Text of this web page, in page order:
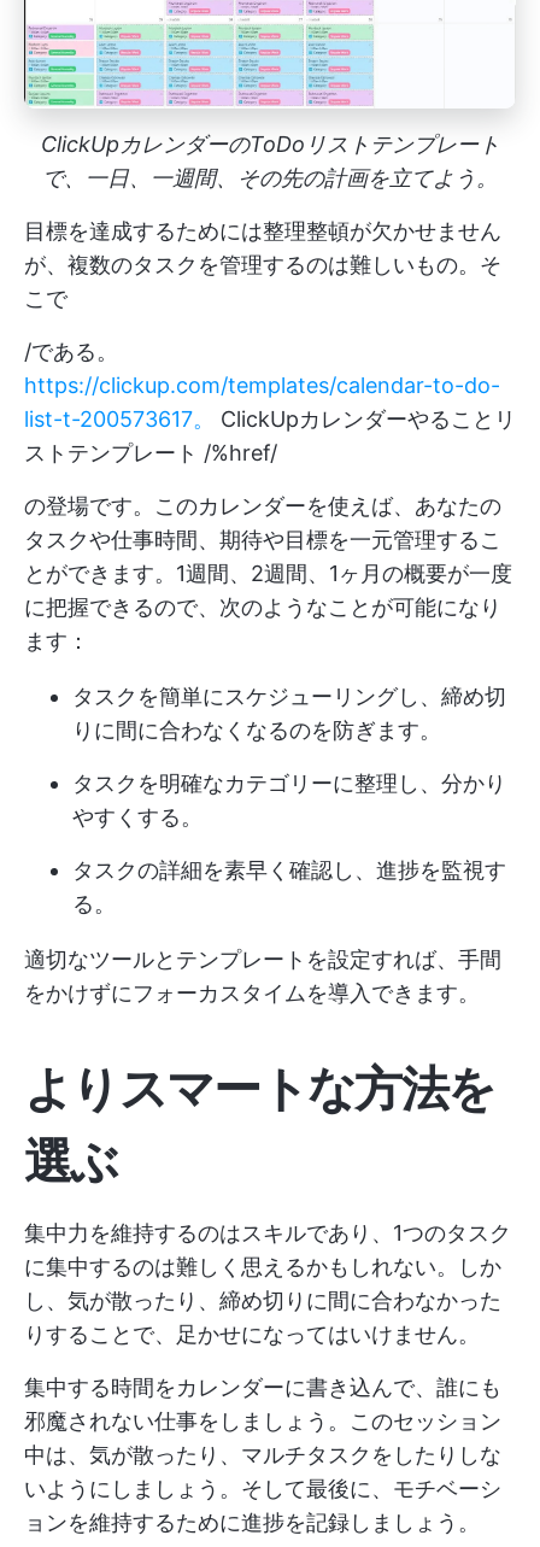
ClickUpカレンダーのToDoリストテンプレート
で、一日、一週間、その先の計画を立てよう。
目標を達成するためには整理整頓が欠かせません
が、複数のタスクを管理するのは難しいもの。そ
こで
/である。
https://clickup.com/templates/calendar-to-do-
list-t-200573617。
ClickUpカレンダーやることリ
ストテンプレート /%href/
の登場です。このカレンダーを使えば、あなたの
タスクや仕事時間、期待や目標を一元管理するこ
とができます。1週間、2週間、1ヶ月の概要が一度
に把握できるので、次のようなことが可能になり
ます：
タスクを簡単にスケジューリングし、締め切
りに間に合わなくなるのを防ぎます。
タスクを明確なカテゴリーに整理し、分かり
やすくする。
タスクの詳細を素早く確認し、進捗を監視す
る。
適切なツールとテンプレートを設定すれば、手間
をかけずにフォーカスタイムを導入できます。
よりスマートな方法を
選ぶ
集中力を維持するのはスキルであり、1つのタスク
に集中するのは難しく思えるかもしれない。しか
し、気が散ったり、締め切りに間に合わなかった
りすることで、足かせになってはいけません。
集中する時間をカレンダーに書き込んで、誰にも
邪魔されない仕事をしましょう。このセッション
中は、気が散ったり、マルチタスクをしたりしな
いようにしましょう。そして最後に、モチベーシ
ョンを維持するために進捗を記録しましょう。